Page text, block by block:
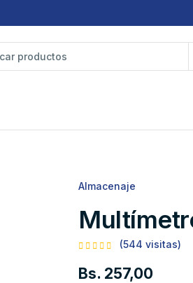
Almacenaje
(544 visitas)
Bs. 257,00